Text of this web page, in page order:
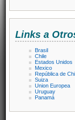
Links a
Brasil
Chile
Estados Unidos
Mexico
República de
Suiza
Union Europea
Uruguay
Panamá